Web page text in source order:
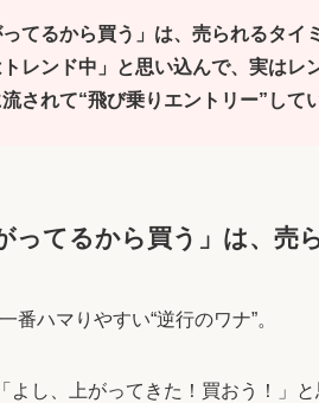
てるから買う」は、売られるタイ
レンド中」と思い込んで、実はレ
されて“飛び乗りエントリー”して
ってるから買う」は、売
番ハマりやすい“逆行のワナ”。
よし、上がってきた！買おう！」と